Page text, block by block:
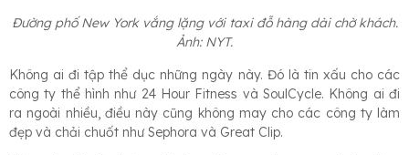
Đường phố New York vắng lặng với taxi đỗ hàng dài chờ khách.
Ảnh: NYT.
Không ai đi tập thể dục những ngày này. Đó là tin xấu cho các
công ty thể hình như 24 Hour Fitness và SoulCycle. Không ai đi
ra ngoài nhiều, điều này cũng không may cho các công ty làm
đẹp và chải chuốt như Sephora và Great Clip.